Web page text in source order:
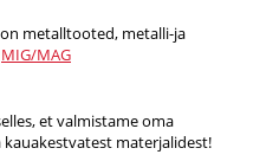
metalltooted, metalli-ja
MIG/MAG
et valmistame oma
materjalidest!